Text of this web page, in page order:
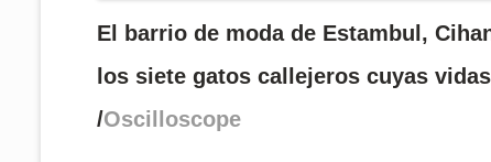
El barrio de moda de Estambul,
los siete gatos callejeros cuyas
/Oscilloscope